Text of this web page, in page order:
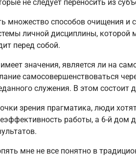
не следует переносить из
множество способов очищения и
личной дисциплины, которой
перед собой.
значения, является ли на
самосовершенствоваться
служения. В этом состоит
зрения прагматика, люди
работы, а 6-й дом
мне не все понятно в